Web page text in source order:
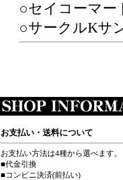
○セイコーマー
○サークルKサ
お支払い・送料について
お支払い方法は4種から選べます。
■代金引換
■コンビニ決済(前払い)